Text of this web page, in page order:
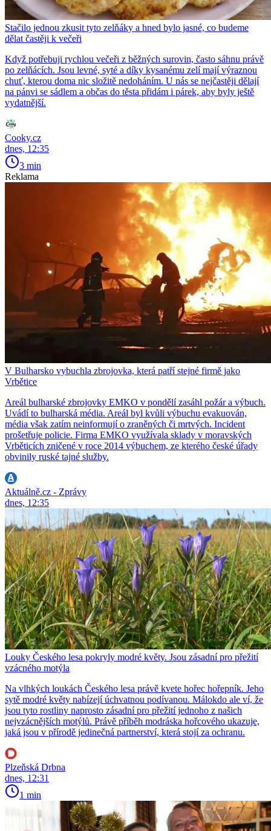
Stačilo jednou zkusit tyto zelňáky a hned bylo jasné, co budeme
dělat častěji k večeři
Když potřebuji rychlou večeři z běžných surovin, často sáhnu právě
po zelňácích. Jsou levné, syté a díky kysanému zelí mají výraznou
chuť, kterou doma nic složitě nedoháním. U nás se nejčastěji dělají
na pánvi se sádlem a občas do těsta přidám i párek, aby byly ještě
vydatnější.
Cooky.cz
dnes, 12:35
3 min
Reklama
V Bulharsko vybuchla zbrojovka, která patří stejné firmě jako
Vrbětice
Areál bulharské zbrojovky EMKO v pondělí zasáhl požár a výbuch.
Uvádí to bulharská média. Areál byl kvůli výbuchu evakuován,
média však zatím neinformují o zraněných či mrtvých. Incident
prošetřuje policie. Firma EMKO využívala sklady v moravských
Vrběticích zničené v roce 2014 výbuchem, ze kterého české úřady
obvinily ruské tajné služby.
Aktuálně.cz - Zprávy
dnes, 12:35
Louky Českého lesa pokryly modré květy. Jsou zásadní pro přežití
vzácného motýla
Na vlhkých loukách Českého lesa právě kvete hořec hořepník. Jeho
sytě modré květy nabízejí úchvatnou podívanou. Málokdo ale ví, že
jsou tyto rostliny naprosto zásadní pro přežití jednoho z našich
nejvzácnějších motýlů. Právě příběh modráska hořcového ukazuje,
jaká jsou v přírodě jedinečná partnerství, která stojí za ochranu.
Plzeňská Drbna
dnes, 12:31
1 min